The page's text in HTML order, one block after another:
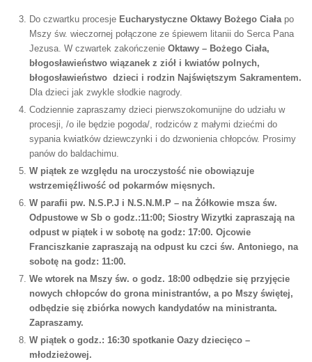
Do czwartku procesje Eucharystyczne Oktawy Bożego Ciałapo
Mszy św. wieczornej połączone ze śpiewem litanii do Serca Pana
Jezusa. W czwartek zakończenie Oktawy – Bożego Ciała,
błogosławieństwo wiązanek z ziół i kwiatów polnych,
błogosławieństwo dzieci i rodzin Najświętszym Sakramentem.
Dla dzieci jak zwykle słodkie nagrody.
Codziennie zapraszamy dzieci pierwszokomunijne do udziału w
procesji, /o ile będzie pogoda/, rodziców z małymi dziećmi do
sypania kwiatków dziewczynki i do dzwonienia chłopców. Prosimy
panów do baldachimu.
W piątek ze względu na uroczystość nie obowiązuje
wstrzemięźliwość od pokarmów mięsnych.
W parafii pw. N.S.P.J i N.S.N.M.P – na Żółkowie msza św.
Odpustowe w Sb o godz.:11:00; Siostry Wizytki zapraszają na
odpust w piątek i w sobotę na godz: 17:00. Ojcowie
Franciszkanie zapraszają na odpust ku czci św. Antoniego, na
sobotę na godz: 11:00.
We wtorek na Mszy św. o godz. 18:00 odbędzie się przyjęcie
nowych chłopców do grona ministrantów, a po Mszy świętej,
odbędzie się zbiórka nowych kandydatów na ministranta.
Zapraszamy.
W piątek o godz.: 16:30 spotkanie Oazy dziecięco –
młodzieżowej.